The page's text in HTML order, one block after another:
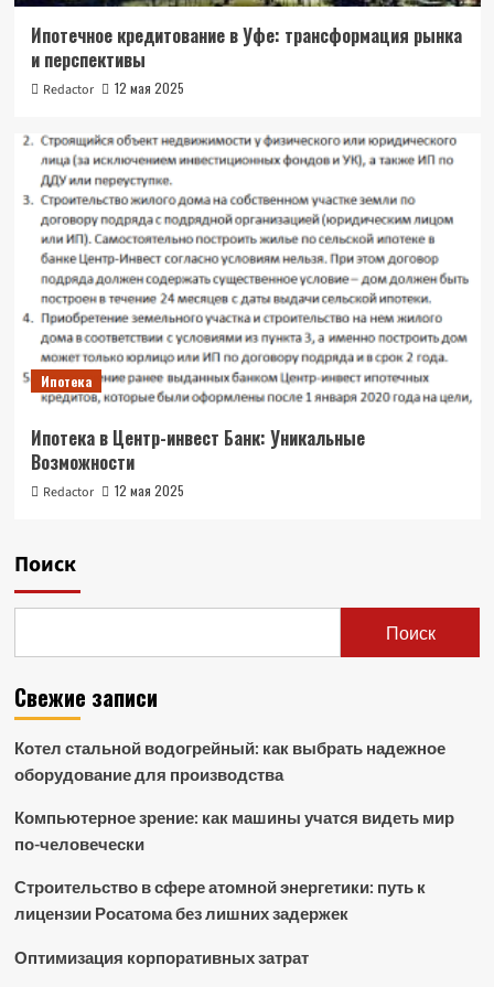
Ипотечное кредитование в Уфе: трансформация рынка
и перспективы
Redactor 12 мая 2025
Ипотека
Ипотека в Центр-инвест Банк: Уникальные
Возможности
Redactor 12 мая 2025
Поиск
Поиск
Свежие записи
Котел стальной водогрейный: как выбрать надежное
оборудование для производства
Компьютерное зрение: как машины учатся видеть мир
по-человечески
Строительство в сфере атомной энергетики: путь к
лицензии Росатома без лишних задержек
Оптимизация корпоративных затрат